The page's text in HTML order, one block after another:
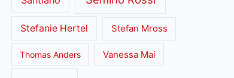
Stefanie Hertel Stefan Mross
Thomas Anders Vanessa Mai